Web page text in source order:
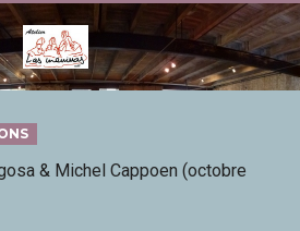
& Michel Cappoen (octobre